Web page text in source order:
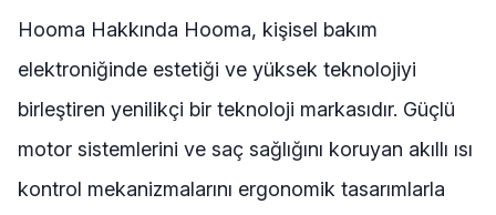
Hooma Hakkında Hooma, kişisel bakım
elektroniğinde estetiği ve yüksek teknolojiyi
birleştiren yenilikçi bir teknoloji markasıdır. Güçlü
motor sistemlerini ve saç sağlığını koruyan akıllı ısı
kontrol mekanizmalarını ergonomik tasarımlarla